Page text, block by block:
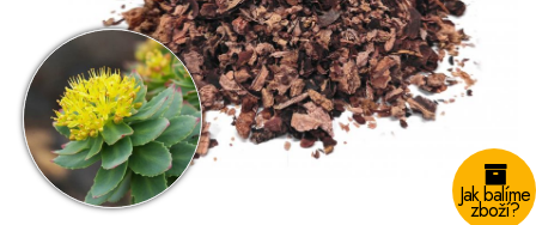
Jak balíme
zboží?